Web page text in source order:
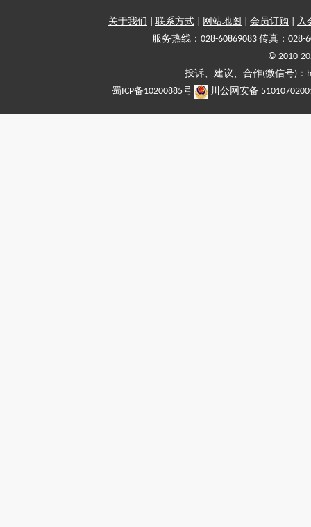
关于我们 联系方式 网站地图 会员订购
入
服务热线：028-60869083 传真：028-
© 2010-
投诉、建议、合作(微信号)
蜀ICP备10200885号
川公网安备